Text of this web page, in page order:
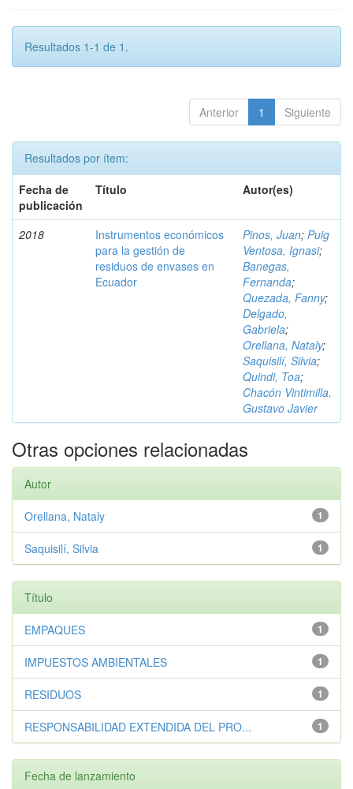
Resultados 1-1 de 1.
Anterior 1 Siguiente
Resultados por ítem:
Fecha de
publicación
Título Autor(es)
2018
Instrumentos económicos
para la gestión de
residuos de envases en
Ecuador
Pinos, Juan; Puig
Ventosa, Ignasi;
Banegas,
Fernanda;
Quezada, Fanny;
Delgado,
Gabriela;
Orellana, Nataly;
Saquisilí, Silvia;
Quindi, Toa;
Chacón Vintimilla,
Gustavo Javier
Otras opciones relacionadas
Autor
1
Orellana, Nataly
1
Saquisilí, Silvia
Título
1
EMPAQUES
1
IMPUESTOS AMBIENTALES
1
RESIDUOS
1
RESPONSABILIDAD EXTENDIDA DEL PRO...
Fecha de lanzamiento